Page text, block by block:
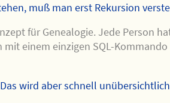
muß man erst Rekursion
für Genealogie. Jede Person
mit einem einzigen SQL-
wird aber schnell